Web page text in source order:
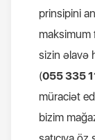
prinsipini
maksimum
sizin əlavə
(055 335
müraciət
bizim